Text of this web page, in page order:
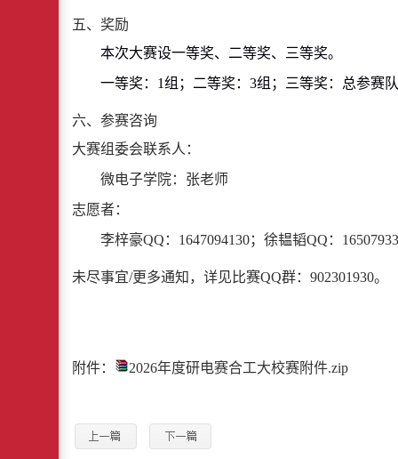
五、奖励
本次大赛设一等奖、二等奖、三等奖。
一等奖： 1组；二等奖：3组；三等奖：总参赛
六、参赛咨询
大赛组委会联系人：
微电子学院：张老师
志愿者：
李梓豪QQ ： 1647094130；徐韫韬QQ ：
未尽事宜/更多通知，详见比赛QQ群： 902301930。
附件： 2026年度研电赛合工大校赛附件.zip